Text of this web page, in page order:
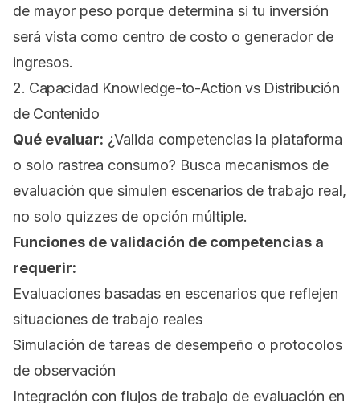
de mayor peso porque determina si tu inversión
será vista como centro de costo o generador de
ingresos.
2. Capacidad Knowledge-to-Action vs Distribución
de Contenido
Qué evaluar: ¿Valida competencias la plataforma
o solo rastrea consumo? Busca mecanismos de
evaluación que simulen escenarios de trabajo real,
no solo quizzes de opción múltiple.
Funciones de validación de competencias a
requerir:
Evaluaciones basadas en escenarios que reflejen
situaciones de trabajo reales
Simulación de tareas de desempeño o protocolos
de observación
Integración con flujos de trabajo de evaluación en